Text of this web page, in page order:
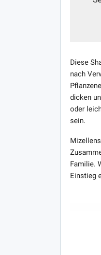
Diese
nach
dicken
oder
sein.
Familie.
Einstieg